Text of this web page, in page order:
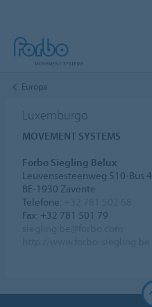
Europa
Luxemburgo
MOVEMENT SYSTEMS
Forbo Siegling Belux
Leuvensesteenweg 510-Bus 4
BE-1930 Zavente
Telefone:
Fax: +32 781 501 79